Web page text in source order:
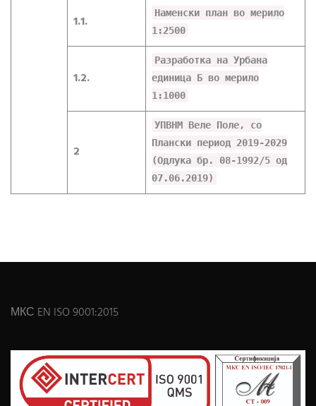
1.1.
Наменски план во мерило
1:2500
1.2.
Разработка на Урбана
единица Б во мерило
1:1000
2
УПВНМ Веле Поле, со
Плански период 2019-2029
(Одлука бр. 08-1992/5 од
07.06.2019)
МКС EN ISO 9001:2015